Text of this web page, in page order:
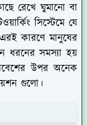
রেখে ঘুমানো বা
সিস্টেমে যে
এরই কারণে মানুষের
ধরনের সমস্যা হয়
উপর অনেক
গুলো।